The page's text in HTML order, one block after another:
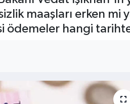
maaşları erken mi
ödemeler hangi